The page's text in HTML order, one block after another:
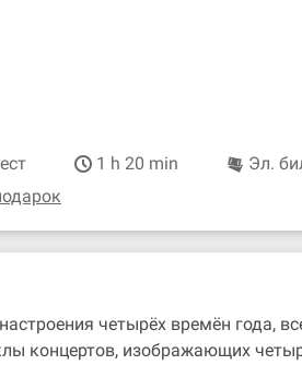
1 h 20 min
Эл.
четырёх времён года,
концертов, изображающих